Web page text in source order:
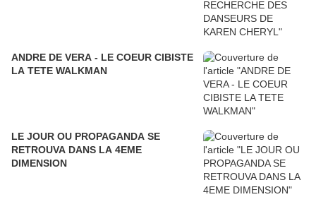
ANDRE DE VERA - LE COEUR CIBISTE
LA TETE WALKMAN
LE JOUR OU PROPAGANDA SE
RETROUVA DANS LA 4EME
DIMENSION